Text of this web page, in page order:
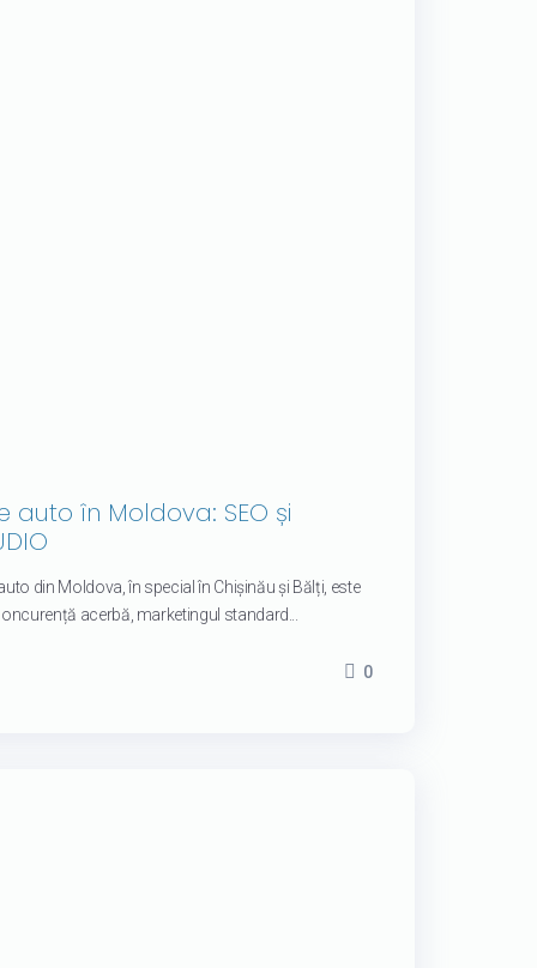
auto în Moldova: SEO și
din Moldova, în special în Chișinău și Bălți, este
acerbă, marketingul standard...
0